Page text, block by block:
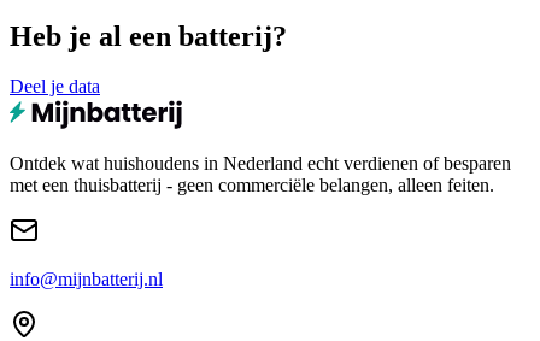
Heb je al een batterij?
Deel je data
Ontdek wat huishoudens in Nederland echt verdienen of besparen
met een thuisbatterij - geen commerciële belangen, alleen feiten.
info@mijnbatterij.nl